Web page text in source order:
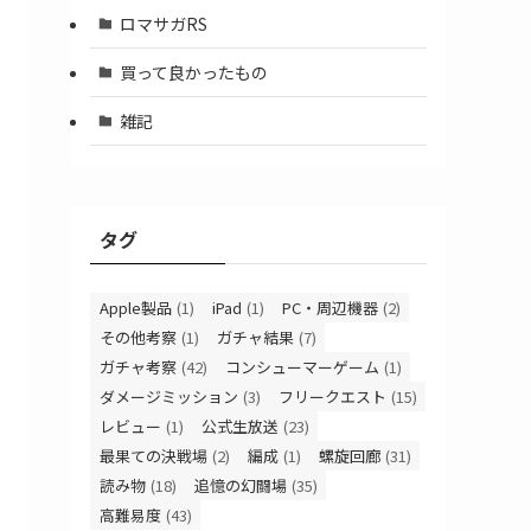
ロマサガRS
買って良かったもの
雑記
タグ
Apple製品 (1) iPad (1) PC・周辺機器 (2)
その他考察 (1) ガチャ結果 (7)
ガチャ考察 (42) コンシューマーゲーム (1)
ダメージミッション (3) フリークエスト (15)
レビュー (1) 公式生放送 (23)
最果ての決戦場 (2) 編成 (1) 螺旋回廊 (31)
読み物 (18) 追憶の幻闘場 (35)
高難易度 (43)